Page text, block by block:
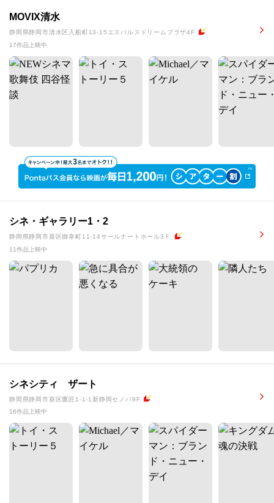
MOVIX清水
静岡県静岡市清水区入船町13-15エスパルスドリームプラザ4F
17作品上映中
シネ・ギャラリー1・2
静岡県静岡市葵区御幸町11-14サールナートホール3Ｆ
11作品上映中
シネシティ ザート
静岡県静岡市葵区鷹匠1-1-1新静岡セノバ9F
16作品上映中